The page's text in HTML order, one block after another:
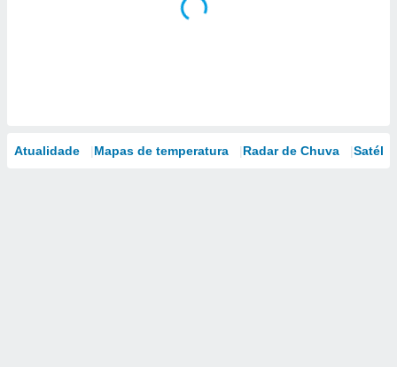
Atualidade Mapas de temperatura Radar de Chuva